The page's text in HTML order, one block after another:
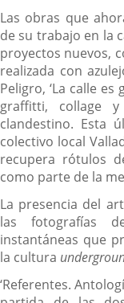
Las obras que
de su trabajo en la
proyectos nuevos,
realizada con
Peligro, ‘La calle
graffitti, collage
clandestino. Esta
colectivo local
recupera rótulos
como parte de la
La presencia del
las fotografías
instantáneas que
la cultura
‘Referentes.